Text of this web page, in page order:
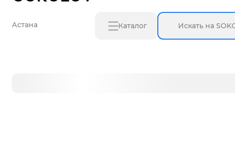
Астана Каталог